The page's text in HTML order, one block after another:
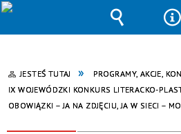
JESTEŚ TUTAJ PROGRAMY, AKCJE,
IX WOJEWÓDZKI KONKURS LITERACKO-
OBOWIĄZKI – JA NA ZDJĘCIU, JA W SIECI –